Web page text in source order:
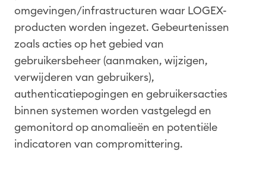
omgevingen/infrastructuren waar LOGEX-
producten worden ingezet. Gebeurtenissen
zoals acties op het gebied van
gebruikersbeheer (aanmaken, wijzigen,
verwijderen van gebruikers),
authenticatiepogingen en gebruikersacties
binnen systemen worden vastgelegd en
gemonitord op anomalieën en potentiële
indicatoren van compromittering.